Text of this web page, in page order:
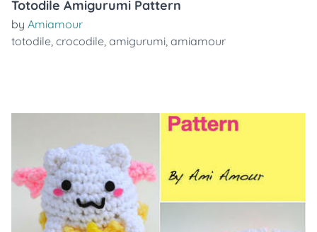
Totodile Amigurumi Pattern
by Amiamour
totodile, crocodile, amigurumi, amiamour